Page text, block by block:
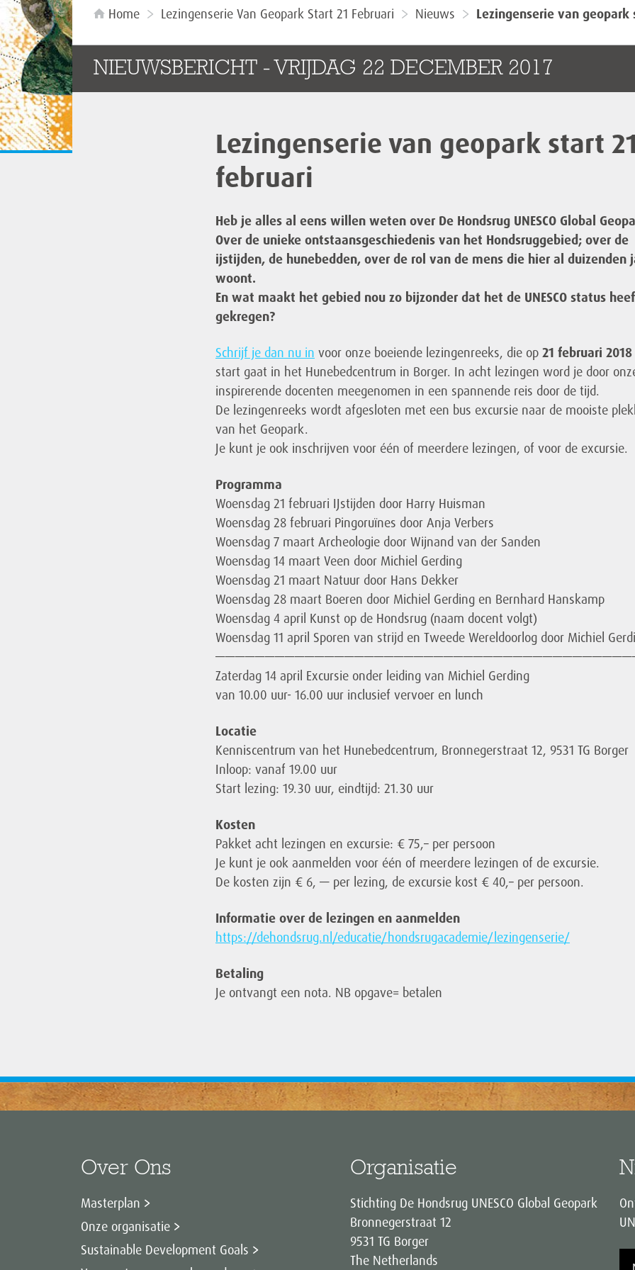
Home Lezingenserie Van Geopark Start 21 Februari Nieuws Lezingenserie van geopark
NIEUWSBERICHT - VRIJDAG 22 DECEMBER 2017
Lezingenserie van geopark start 21
februari
Heb je alles al eens willen weten over De Hondsrug UNESCO Global
Over de unieke ontstaansgeschiedenis van het Hondsruggebied; over de
ijstijden, de hunebedden, over de rol van de mens die hier al duizenden
woont.
En wat maakt het gebied nou zo bijzonder dat het de UNESCO status
gekregen?
Schrijf je dan nu in voor onze boeiende lezingenreeks, die op 21 februari 2018
start gaat in het Hunebedcentrum in Borger. In acht lezingen word je door
inspirerende docenten meegenomen in een spannende reis door de tijd.
De lezingenreeks wordt afgesloten met een bus excursie naar de mooiste
van het Geopark.
Je kunt je ook inschrijven voor één of meerdere lezingen, of voor de excursie.
Programma
Woensdag 21 februari IJstijden door Harry Huisman
Woensdag 28 februari Pingoruïnes door Anja Verbers
Woensdag 7 maart Archeologie door Wijnand van der Sanden
Woensdag 14 maart Veen door Michiel Gerding
Woensdag 21 maart Natuur door Hans Dekker
Woensdag 28 maart Boeren door Michiel Gerding en Bernhard Hanskamp
Woensdag 4 april Kunst op de Hondsrug (naam docent volgt)
Woensdag 11 april Sporen van strijd en Tweede Wereldoorlog door Michiel
Zaterdag 14 april Excursie onder leiding van Michiel Gerding
van 10.00 uur- 16.00 uur inclusief vervoer en lunch
Locatie
Kenniscentrum van het Hunebedcentrum, Bronnegerstraat 12, 9531 TG Borger
Inloop: vanaf 19.00 uur
Start lezing: 19.30 uur, eindtijd: 21.30 uur
Kosten
Pakket acht lezingen en excursie: € 75,– per persoon
Je kunt je ook aanmelden voor één of meerdere lezingen of de excursie.
De kosten zijn € 6, — per lezing, de excursie kost € 40,– per persoon.
Informatie over de lezingen en aanmelden
https://dehondsrug.nl/educatie/hondsrugacademie/lezingenserie/
Betaling
Je ontvangt een nota. NB opgave= betalen
Over Ons
Masterplan
Onze organisatie
Sustainable Development Goals
Organisatie
Stichting De Hondsrug UNESCO Global Geopark
Bronnegerstraat 12
9531 TG Borger
The Netherlands